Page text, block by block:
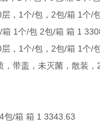
，1个/包，2包/箱 1个/
1个/包 2包/箱 箱 1
，1个/包，2包/箱 1个/
带盖，未灭菌，散装
包/箱 箱 1 3343.63